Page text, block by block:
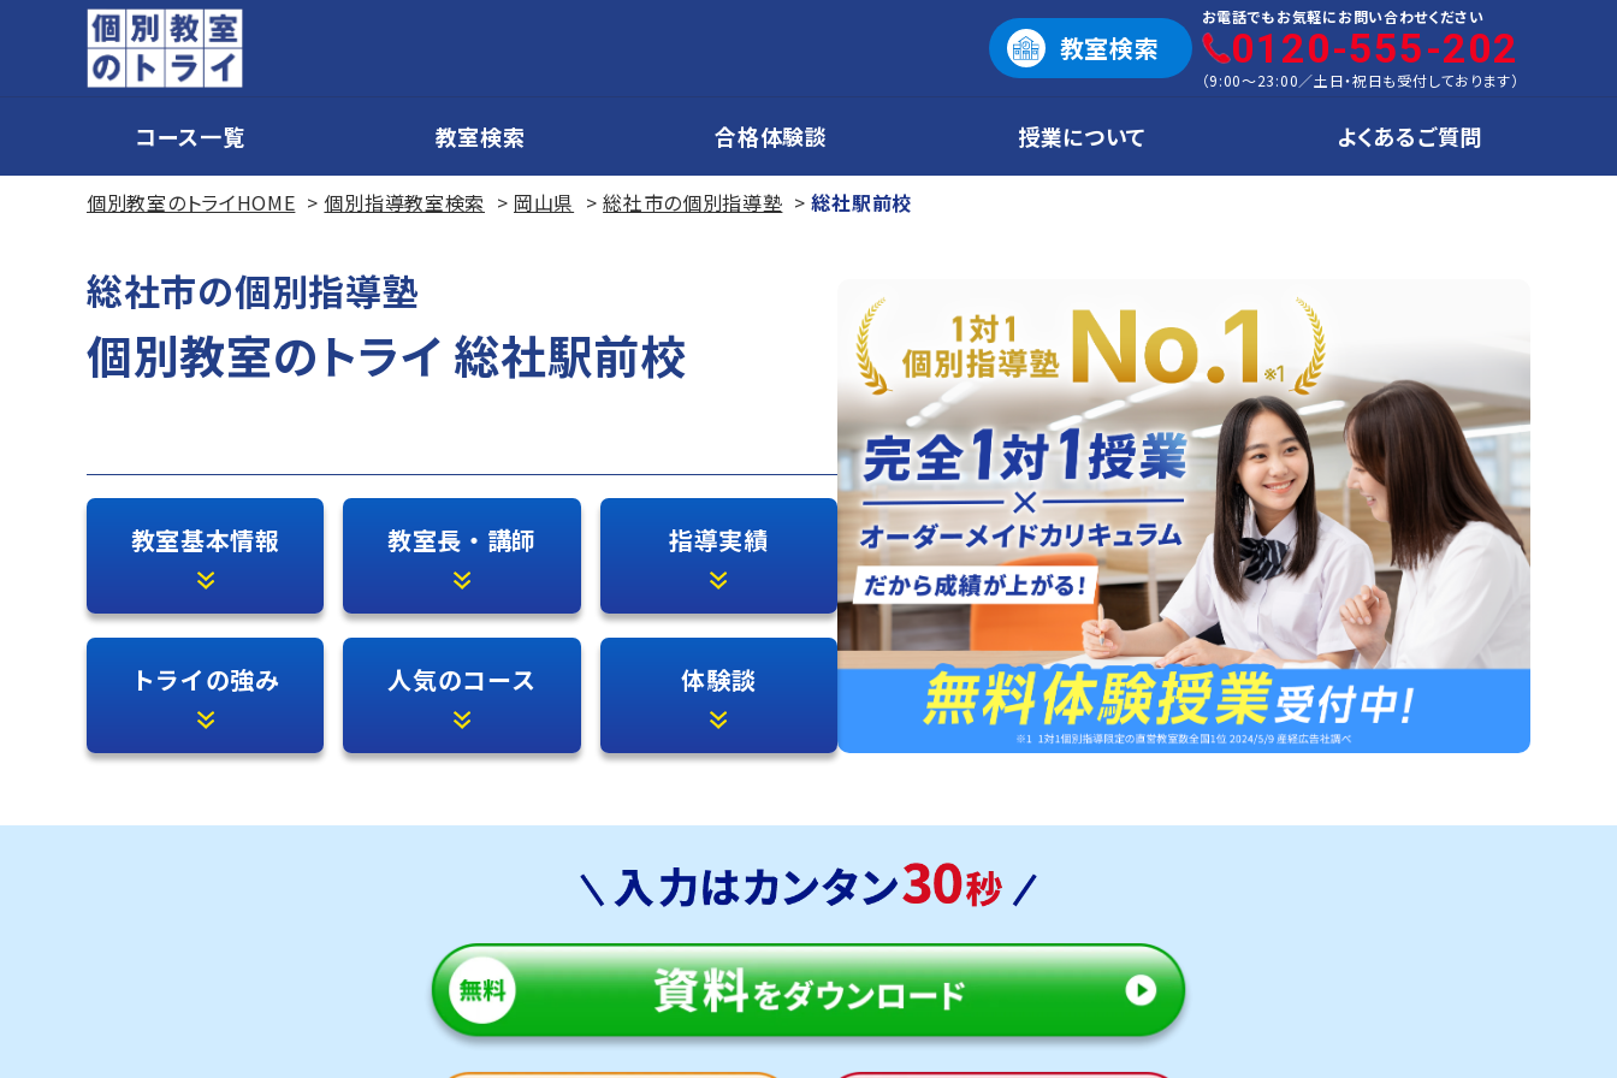
教室検索
お電話でもお気軽にお問い合わせください
0120-555-202
（9:00～23:00／土日・祝日も受付しております）
コース一覧 教室検索 合格体験談 授業について よくあるご質問
個別教室のトライHOME 個別指導教室検索 岡山県 総社市の個別指導塾 総社駅前校
総社市の個別指導塾
個別教室のトライ 総社駅前校
教室基本情報 教室長・講師 指導実績
トライの強み 人気のコース 体験談